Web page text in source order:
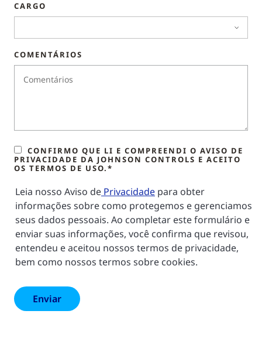
CARGO
COMENTÁRIOS
CONFIRMO QUE LI E COMPREENDI O AVISO DE
PRIVACIDADE DA JOHNSON CONTROLS E ACEITO
OS TERMOS DE USO.*
Leia nosso Aviso de Privacidade para obter
informações sobre como protegemos e gerenciamos
seus dados pessoais. Ao completar este formulário e
enviar suas informações, você confirma que revisou,
entendeu e aceitou nossos termos de privacidade,
bem como nossos termos sobre cookies.